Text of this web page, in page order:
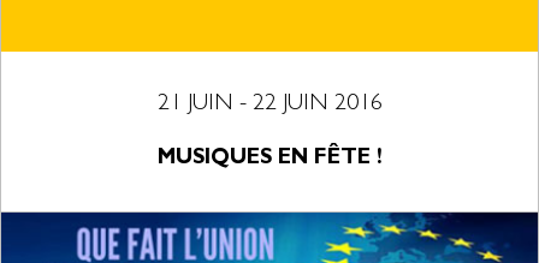
21 JUIN - 22 JUIN 2016
MUSIQUES EN FÊTE !